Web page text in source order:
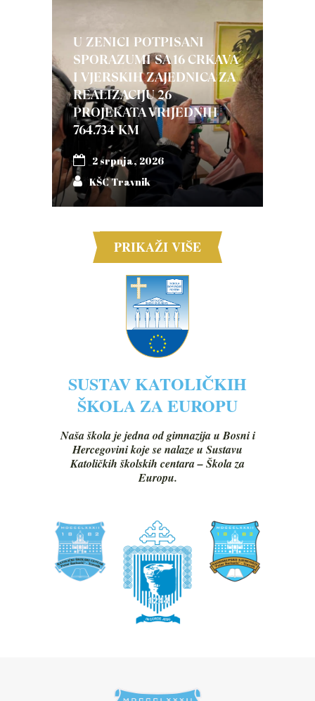
U ZENICI POTPISANI
SPORAZUMI SA 16 CRKAVA
I VJERSKIH ZAJEDNICA ZA
REALIZACIJU 26
PROJEKATA VRIJEDNIH
764.734 KM
2 srpnja, 2026
KŠC Travnik
PRIKAŽI VIŠE
SUSTAV KATOLIČKIH
ŠKOLA ZA EUROPU
Naša škola je jedna od gimnazija u Bosni i
Hercegovini koje se nalaze u Sustavu
Katoličkih školskih centara – Škola za
Europu.